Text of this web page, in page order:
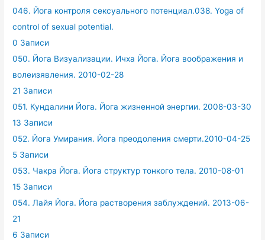
046. Йога контроля сексуального потенциал.038. Yoga of
control of sexual potential.
0 Записи
050. Йога Визуализации. Ичха Йога. Йога воображения и
волеизявления. 2010-02-28
21 Записи
051. Кундалини Йога. Йога жизненной энергии. 2008-03-30
13 Записи
052. Йога Умирания. Йога преодоления смерти.2010-04-25
5 Записи
053. Чакра Йога. Йога структур тонкого тела. 2010-08-01
15 Записи
054. Лайя Йога. Йога растворения заблуждений. 2013-06-
21
6 Записи